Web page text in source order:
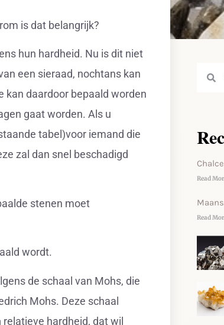
is dat belangrijk?
hun hardheid. Nu is dit niet
een sieraad, nochtans kan
kan daardoor bepaald worden
gaat worden. Als u
tabel)voor iemand die
zal dan snel beschadigd
stenen moet
wordt.
de schaal van Mohs, die
Mohs. Deze schaal
hardheid, dat wil
Read
Read